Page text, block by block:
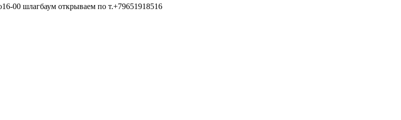
00 шлагбаум открываем по т.+79651918516